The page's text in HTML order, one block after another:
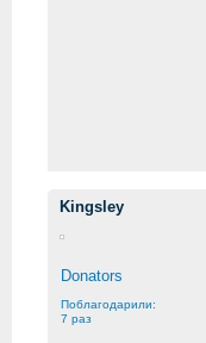
Kingsley
Donators
Поблагодарили:
7 раз